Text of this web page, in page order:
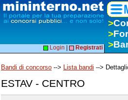
>
>
>
Login Registrati
Bandi di concorso --> Lista bandi -->
ESTAV - CENTRO